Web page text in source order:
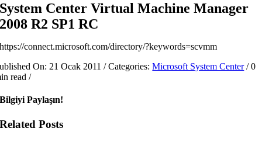
System Center Virtual Machine Manager
2008 R2 SP1 RC
https://connect.microsoft.com/directory/?keywords=scvmm
On: 21 Ocak 2011 /Categories:Microsoft System Center/0
read /
Bilgiyi Paylaşın!
Related Posts